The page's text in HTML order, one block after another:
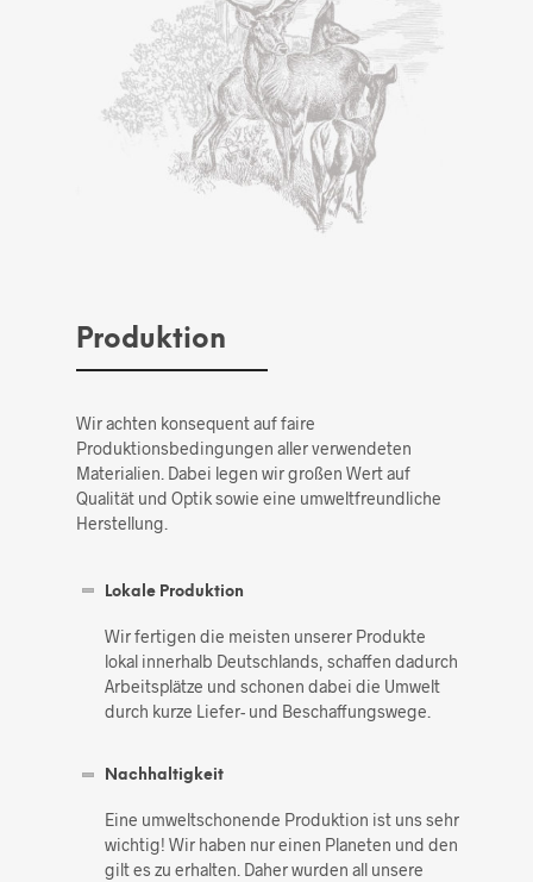
Produktion
Wir achten konsequent auf faire
Produktionsbedingungen aller verwendeten
Materialien. Dabei legen wir großen Wert auf
Qualität und Optik sowie eine umweltfreundliche
Herstellung.
Lokale Produktion
Wir fertigen die meisten unserer Produkte
lokal innerhalb Deutschlands, schaffen dadurch
Arbeitsplätze und schonen dabei die Umwelt
durch kurze Liefer- und Beschaffungswege.
Nachhaltigkeit
Eine umweltschonende Produktion ist uns sehr
wichtig! Wir haben nur einen Planeten und den
gilt es zu erhalten. Daher wurden all unsere